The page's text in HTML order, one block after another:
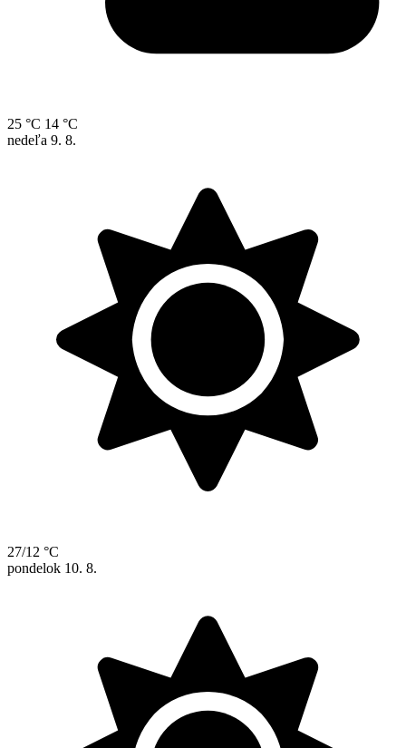
25 °C 14 °C
nedeľa 9. 8.
27/12 °C
pondelok 10. 8.